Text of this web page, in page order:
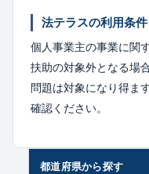
法テラスの利用条件
個人事業主の事業に関
扶助の対象外となる場
問題は対象になり得ま
確認ください。
都道府県から探す